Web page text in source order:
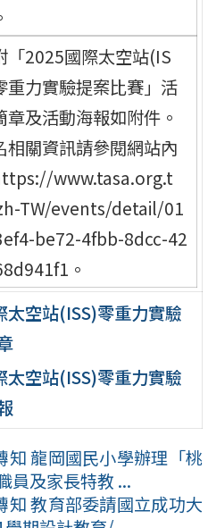
「2025國際太空站(IS
重力實驗提案比賽」活
章及活動海報如附件。
相關資訊請參閱網站內
www.tasa.org.t
TW/events/detail/01
be72-4fbb-8dcc-42
。
太空站(ISS)零重力實驗
太空站(ISS)零重力實驗
知 龍岡國民小學辦理「桃
員及家長特教 ...
知 教育部委請國立成功大